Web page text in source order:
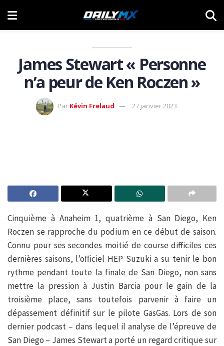
James Stewart « Personne
n’a peur de Ken Roczen »
Par Kévin Frelaud 27 janvier 2023
Cinquième à Anaheim 1, quatrième à San Diego, Ken
Roczen se rapproche du podium en ce début de saison.
Connu pour ses secondes moitié de course difficiles ces
dernières saisons, l’officiel HEP Suzuki a su tenir le bon
rythme pendant toute la finale de San Diego, non sans
mettre la pression à Justin Barcia pour le gain de la
troisième place, sans toutefois parvenir à faire un
dépassement définitif sur le pilote GasGas. Lors de son
dernier podcast – dans lequel il analyse de l’épreuve de
San Diego – James Stewart a porté un regard critique sur